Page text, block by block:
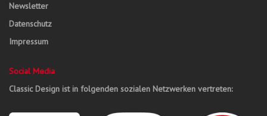
Newsletter
Datenschutz
Impressum
Social Media
Classic Design ist in folgenden sozialen Netzwerken vertreten: